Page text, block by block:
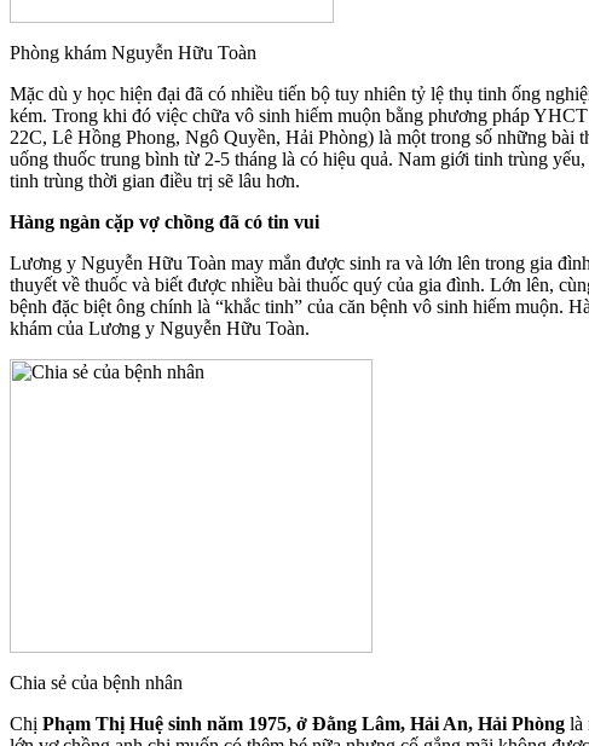
Phòng khám Nguyễn Hữu Toàn
Mặc dù y học hiện đại đã có nhiều tiến bộ tuy nhiên tỷ lệ thụ tinh ống
kém. Trong khi đó việc chữa vô sinh hiếm muộn bằng phương pháp
22C, Lê Hồng Phong, Ngô Quyền, Hải Phòng) là một trong số những
uống thuốc trung bình từ 2-5 tháng là có hiệu quả. Nam giới tinh trùng
tinh trùng thời gian điều trị sẽ lâu hơn.
Hàng ngàn cặp vợ chồng đã có tin vui
Lương y Nguyễn Hữu Toàn may mắn được sinh ra và lớn lên trong gia
thuyết về thuốc và biết được nhiều bài thuốc quý của gia đình. Lớn lên,
bệnh đặc biệt ông chính là “khắc tinh” của căn bệnh vô sinh hiếm muộn.
khám của Lương y Nguyễn Hữu Toàn.
Chia sẻ của bệnh nhân
Chị Phạm Thị Huệ sinh năm 1975, ở Đằng Lâm, Hải An, Hải Phòng là